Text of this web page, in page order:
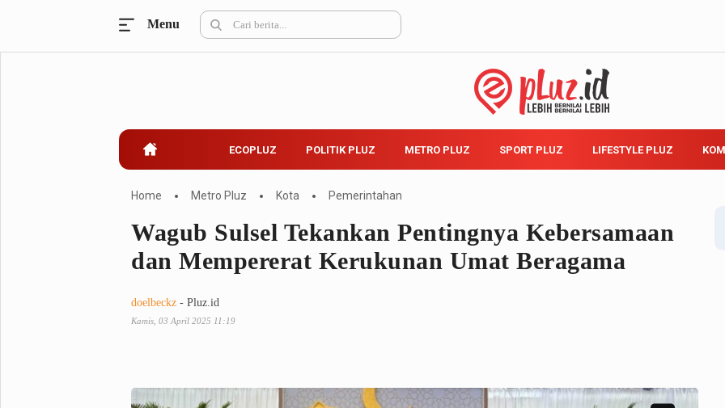
Belanja
Kuliner
Pemilu
Partai Politik
Pilpres
Menu
ECOPLUZ POLITIK PLUZ METRO PLUZ SPORT PLUZ LIFESTYLE PLUZ
Home Metro Pluz Kota Pemerintahan
Wagub Sulsel Tekankan Pentingnya Kebersamaan
dan Mempererat Kerukunan Umat Beragama
doelbeckz - Pluz.id
Kamis, 03 April 2025 11:19